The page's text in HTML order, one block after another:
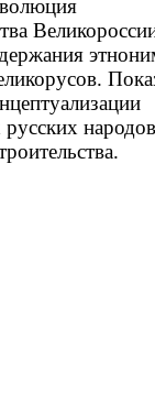
русских народов